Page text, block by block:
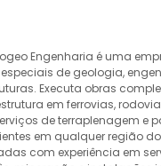
Engenharia é uma
de geologia,
Executa obras
em ferrovias,
de terraplenagem e
em qualquer região
com experiência em